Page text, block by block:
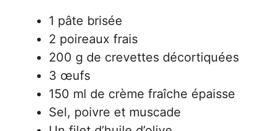
1 pâte brisée
2 poireaux frais
200 g de crevettes décortiquées
3 œufs
150 ml de crème fraîche épaisse
Sel, poivre et muscade